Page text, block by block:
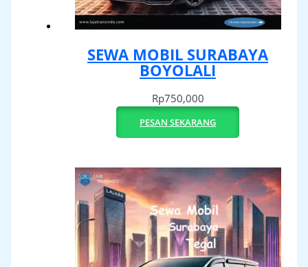
SEWA MOBIL SURABAYA
BOYOLALI
Rp750,000
PESAN SEKARANG